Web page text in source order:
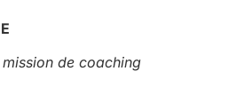
de coaching